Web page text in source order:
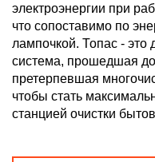
электроэнергии при
что сопоставимо по
лампочкой. Топас - это
система, прошедшая
претерпевшая
чтобы стать
станцией очистки